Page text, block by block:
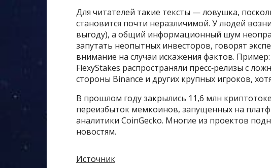
Для читателей такие тексты — ловушка,
становится почти неразличимой. У людей
выгоду), а общий информационный шум
запутать неопытных инвесторов, говорят
внимание на случаи искажения фактов.
FlexyStakes распространяли пресс‑релизы с
стороны Binance и других крупных игроков,
В прошлом году закрылись 11,6 млн
переизбыток мемкоинов, запущенных на
аналитики CoinGecko. Многие из проектов
новостям.
Источник